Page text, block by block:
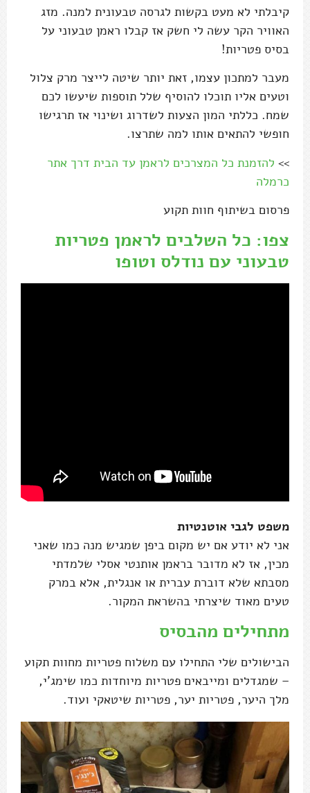
קיבלתי לא מעט בקשות לגרסה טבעונית למנה. מזג
האוויר הקר עשה לי חשק אז קבלו ראמן טבעוני על
בסיס פטריות!
מעבר למתכון עצמו, זאת יותר שיטה לייצר מרק צלול
וטעים אליו תוכלו להוסיף שלל תוספות שיעשו לכם
שמח. כללתי המון הצעות לשדרוג ושינוי אז תרגישו
חופשי להתאים אותו למה שתרצו.
>> להזמנת כל המצרכים לראמן עד הבית דרך אתר
כרמלה
פרסום בשיתוף חוות תקוע
צפו: כל השלבים לראמן פטריות
טבעוני עם נודלס וטופו
משפט לגבי אוטנטיות
אני לא יודע אם יש מקום ביפן שמגיש מנה כמו שאני
מכין, אז לא מדובר בראמן אותנטי אסלי שלמדתי
מסבתא שלא דוברת עברית או אנגלית, אלא במרק
טעים מאוד שיצרתי בהשראת המקור.
מתחילים מהבסיס
הבישולים שלי התחילו עם משלוח פטריות מחוות תקוע
– שמגדלים ומייבאים פטריות מיוחדות כמו שימג'י,
מלך היער, פטריות יער, פטריות שיטאקי ועוד.